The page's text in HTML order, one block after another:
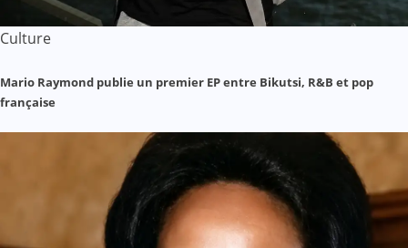
Culture
Mario Raymond publie un premier EP entre Bikutsi, R&B et pop
française